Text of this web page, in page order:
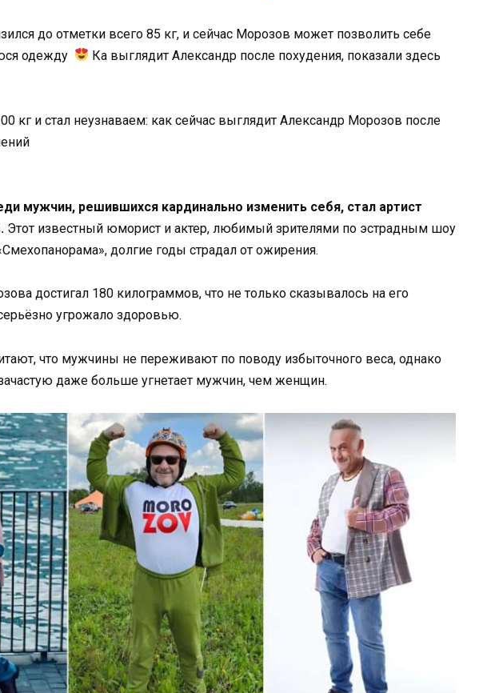
до отметки всего 85 кг, и сейчас Морозов может позволить себе
одежду
Ка выглядит Александр после похудения, показали здесь
мужчин, решившихся кардинально изменить себя, стал артист
Этот известный юморист и актер, любимый зрителями по эстрадным шоу
долгие годы страдал от ожирения.
достигал 180 килограммов, что не только сказывалось на его
угрожало здоровью.
что мужчины не переживают по поводу избыточного веса, однако
даже больше угнетает мужчин, чем женщин.